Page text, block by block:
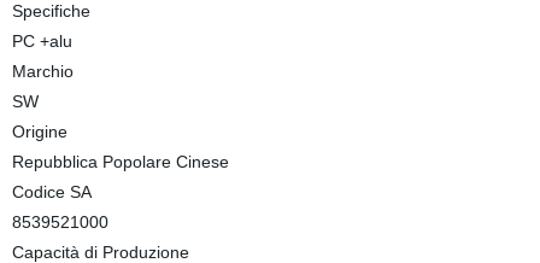
Specifiche
PC +alu
Marchio
SW
Origine
Repubblica Popolare Cinese
Codice SA
8539521000
Capacità di Produzione